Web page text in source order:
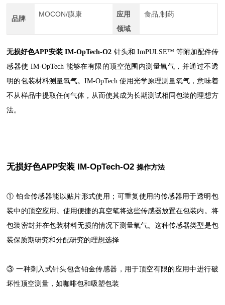
品牌
MOCON/膜康
应用
领域
食品,制药
无损好色APP安装 IM-OpTech-O2 针头和 ImPULSE™ 等附加配件传
感器使 IM-OpTech 能够在有限的顶空范围内测量氧气，并通过不透
明的包装材料测量氧气。IM-OpTech 使用光学原理测量氧气，意味着
不从样品中提取任何气体，从而使其成为长期测试相同包装的理想方
法。
无损好色APP安装 IM-OpTech-O2 操作方法
① 铂金传感器能以贴片形式使用；可重复使用的传感器用于透明包
装中的顶空应用。使用便捷的真空笔将这些传感器放置在包装内。将
包装密封并在包装材料无损的情况下测量氧气。这种传感器类型是包
装保质期研究和分配研究的理想选择
③ 一种刺入式针头包含铂金传感器，用于顶空有限的应用中进行破
坏性顶空测量，如咖啡包和吸塑包装